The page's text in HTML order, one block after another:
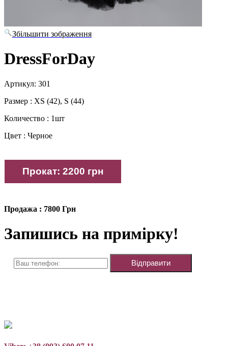
Збільшити зображення
DressForDay
Артикул: 301
Размер : XS (42), S (44)
Количество : 1шт
Цвет : Черное
Продажа : 7800 Грн
Запишись на примірку!